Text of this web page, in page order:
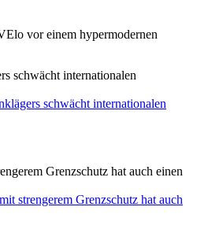
schwächt internationalen
schwächt internationalen
Grenzschutz hat auch einen
strengerem Grenzschutz hat auch